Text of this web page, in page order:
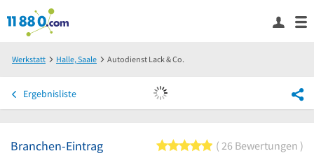
Werkstatt Halle, Saale Autodienst Lack & Co.
Ergebnisliste
Branchen-Eintrag 5 von 5 Sternen
26 Bewertungen